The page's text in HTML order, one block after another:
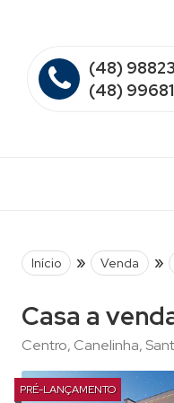
(48)
(48)
Início » Venda »
Casa a
Centro, Canelinha,
PRÉ-LANÇAMENTO